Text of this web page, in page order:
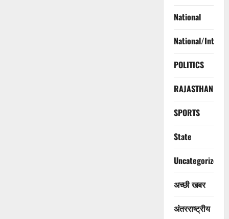
National
National/
POLITICS
RAJASTHAN
SPORTS
State
Uncategorized
अच्छी खबर
अंतरराष्ट्रीय